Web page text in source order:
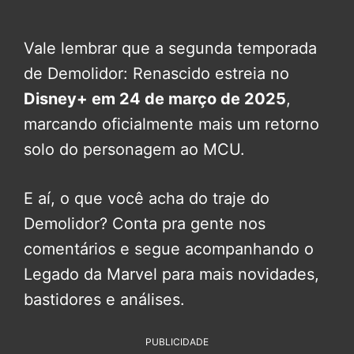
Vale lembrar que a segunda temporada
de Demolidor: Renascido estreia no
Disney+ em 24 de março de 2025,
marcando oficialmente mais um retorno
solo do personagem ao MCU.
E aí, o que você acha do traje do
Demolidor? Conta pra gente nos
comentários e segue acompanhando o
Legado da Marvel para mais novidades,
bastidores e análises.
PUBLICIDADE